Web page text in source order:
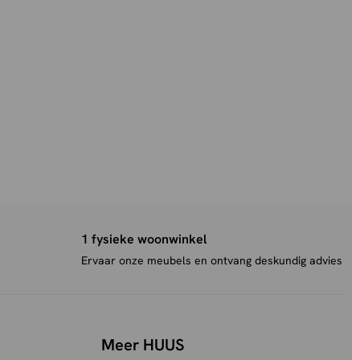
1 fysieke woonwinkel
Ervaar onze meubels en ontvang deskundig advies
Meer HUUS